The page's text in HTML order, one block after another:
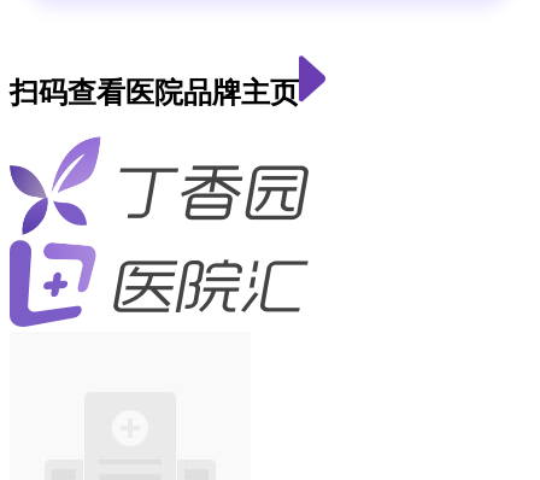
扫码查看医院品牌主页